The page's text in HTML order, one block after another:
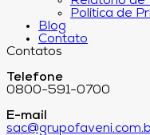
Política de
Blog
Contato
Contatos
Telefone
0800-591-0700
E-mail